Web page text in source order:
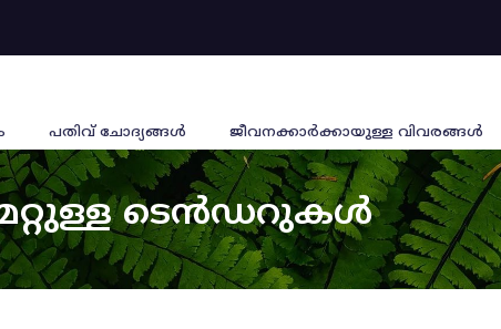
പതിവ് ചോദ്യങ്ങൾ ജീവനക്കാര്‍ക്കായുള്ള വിവരങ്ങള്‍
ടെൻഡറുകൾ